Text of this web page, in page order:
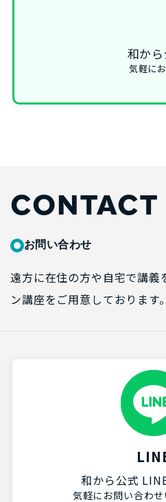
和か
気軽に
CONTACT
お問い合わせ
遠方に在住の方や自宅で講義
ン講座をご用意しております。
和から公式
気軽にお問い合わせ